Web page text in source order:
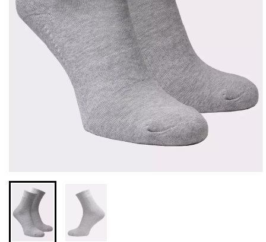
Безшовні легінси з
мікрофібри LEGGINGS 02
(чорний) Giulia
552 грн.789 грн.
Велосипедки з високою
талією TRACKS 01
(чорний) Giulia
384 грн.549 грн.